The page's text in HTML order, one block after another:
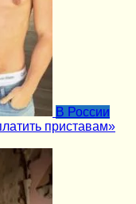
В России
приставам»